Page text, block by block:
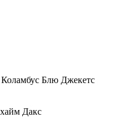
Блю Джекетс
Дакс